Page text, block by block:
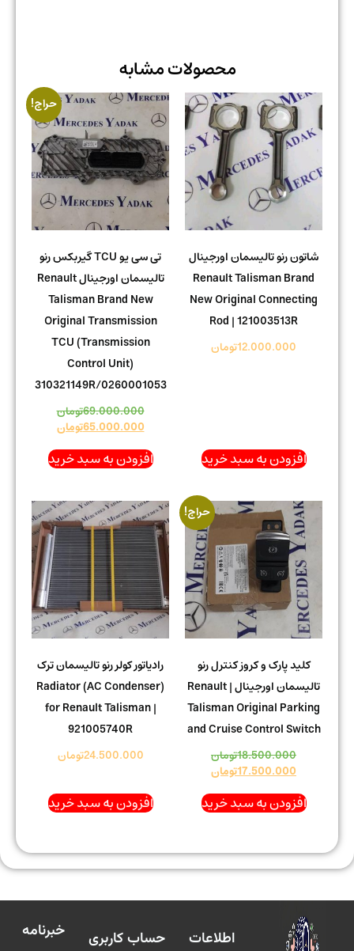
محصولات مشابه
شاتون رنو تالیسمان اورجینال
Renault Talisman Brand
New Original Connecting
Rod | 121003513R
12.000.000تومان
افزودن به سبد خرید
حراج!
تی سی یو TCU گیربکس رنو
تالیسمان اورجینال Renault
Talisman Brand New
Original Transmission
TCU (Transmission
Control Unit)
310321149R/0260001053
69.000.000تومان
65.000.000تومان
افزودن به سبد خرید
حراج!
کلید پارک و کروز کنترل رنو
تالیسمان اورجینال | Renault
Talisman Original Parking
and Cruise Control Switch
18.500.000تومان
17.500.000تومان
افزودن به سبد خرید
رادیاتور کولر رنو تالیسمان ترک
Radiator (AC Condenser)
for Renault Talisman |
921005740R
24.500.000تومان
افزودن به سبد خرید
اطلاعات
حساب کاربری
خبرنامه